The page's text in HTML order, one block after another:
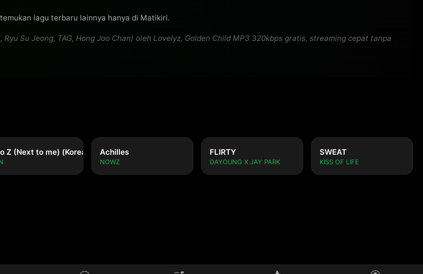
lagu terbaru lainnya hanya di Matikiri.
Su Jeong, TAG, Hong Joo Chan) oleh Lovelyz, Golden Child MP3 320kbps gratis, streaming cepat tanpa
Z (Next to me) (Korean ver.)Achilles
NOWZ
FLIRTY
DAYOUNG X JAY PARK
SWEAT
KISS OF LIFE